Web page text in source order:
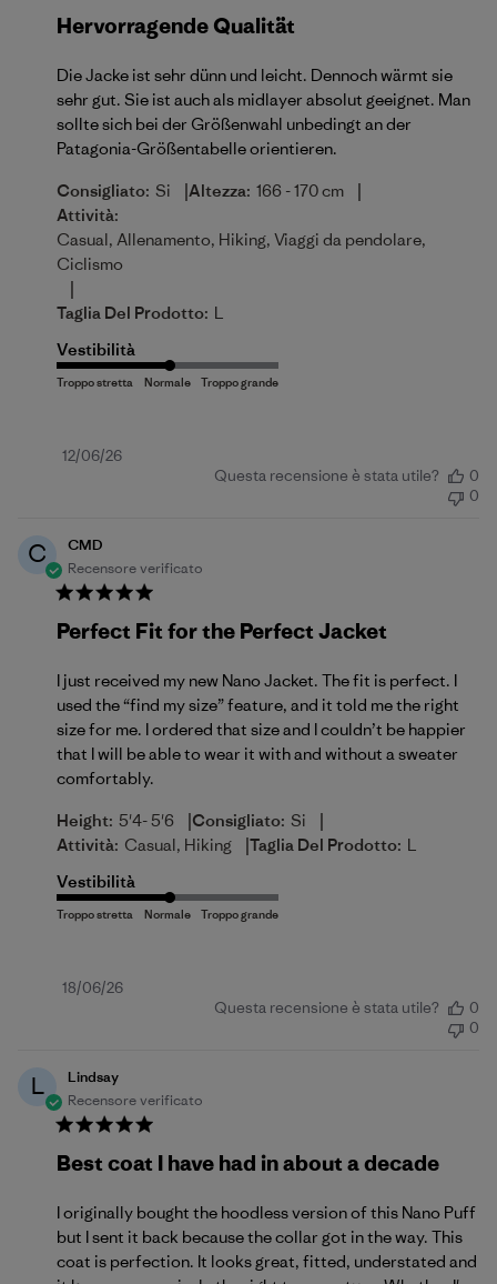
Hervorragende Qualität
Die Jacke ist sehr dünn und leicht. Dennoch wärmt sie
sehr gut. Sie ist auch als midlayer absolut geeignet. Man
sollte sich bei der Größenwahl unbedingt an der
Patagonia-Größentabelle orientieren.
Consigliato: Si |Altezza: 166 - 170 cm |
Attività:
Casual, Allenamento, Hiking, Viaggi da pendolare,
Ciclismo
|
Taglia Del Prodotto: L
Vestibilità
Data
12/06/26
Questa recensione è stata utile?
0
0
C
CMD
Recensore verificato
Perfect Fit for the Perfect Jacket
I just received my new Nano Jacket. The fit is perfect. I
used the “find my size” feature, and it told me the right
size for me. I ordered that size and I couldn’t be happier
that I will be able to wear it with and without a sweater
comfortably.
Height: 5'4- 5'6 |Consigliato: Si |
Attività: Casual, Hiking |Taglia Del Prodotto: L
Vestibilità
Data
18/06/26
Questa recensione è stata utile?
0
0
L
Lindsay
Recensore verificato
Best coat I have had in about a decade
I originally bought the hoodless version of this Nano Puff
but I sent it back because the collar got in the way. This
coat is perfection. It looks great, fitted, understated and